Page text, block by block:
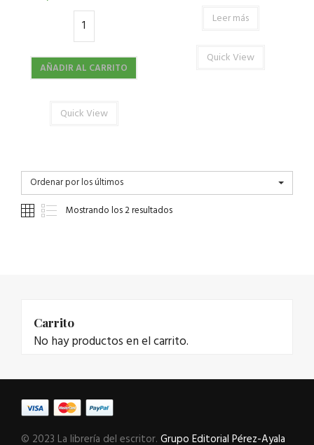
AÑADIR AL CARRITO
Quick View
Leer más
Quick View
Ordenar por los últimos
Mostrando los 2 resultados
Carrito
No hay productos en el carrito.
© 2023 La librería del escritor. Grupo Editorial Pérez-Ayala